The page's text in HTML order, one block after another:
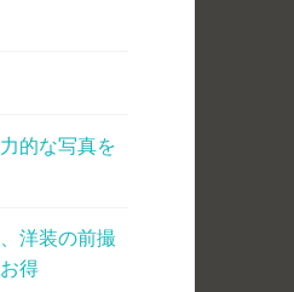
的な写真を
洋装の前撮
得